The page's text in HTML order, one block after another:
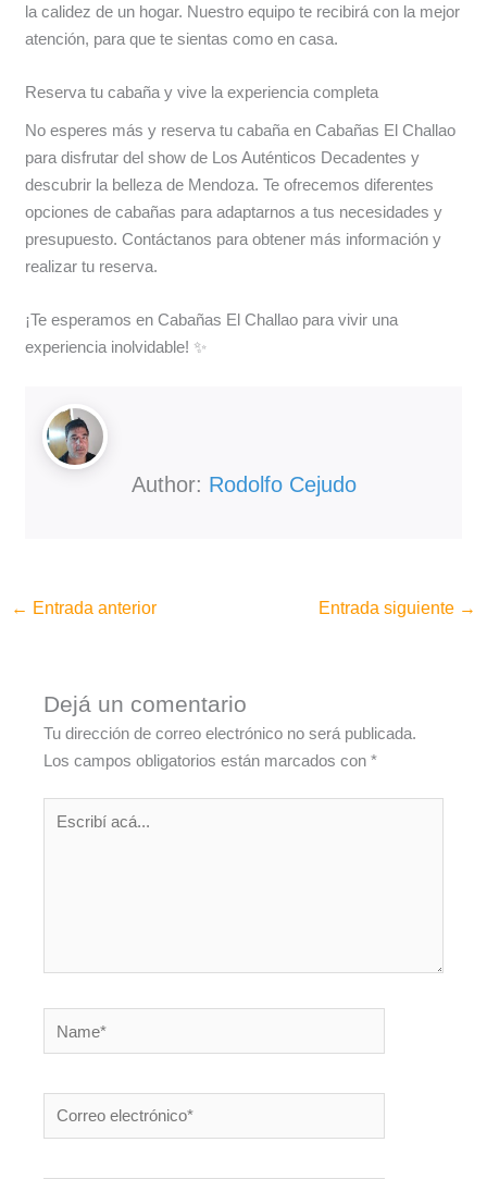
la calidez de un hogar. Nuestro equipo te recibirá con la mejor
atención, para que te sientas como en casa.
Reserva tu cabaña y vive la experiencia completa
No esperes más y reserva tu cabaña en Cabañas El Challao
para disfrutar del show de Los Auténticos Decadentes y
descubrir la belleza de Mendoza. Te ofrecemos diferentes
opciones de cabañas para adaptarnos a tus necesidades y
presupuesto. Contáctanos para obtener más información y
realizar tu reserva.
¡Te esperamos en Cabañas El Challao para vivir una
experiencia inolvidable! ✨
Author: Rodolfo Cejudo
← Entrada anterior Entrada siguiente →
Dejá un comentario
Tu dirección de correo electrónico no será publicada.
Los campos obligatorios están marcados con*
Escribí
Name*
Correo